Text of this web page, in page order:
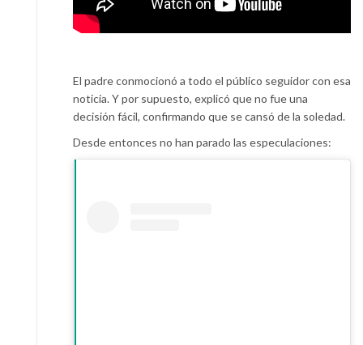
El padre conmocionó a todo el público seguidor con esa
noticia. Y por supuesto, explicó que no fue una
decisión fácil, confirmando que se cansó de la soledad.
Desde entonces no han parado las especulaciones: